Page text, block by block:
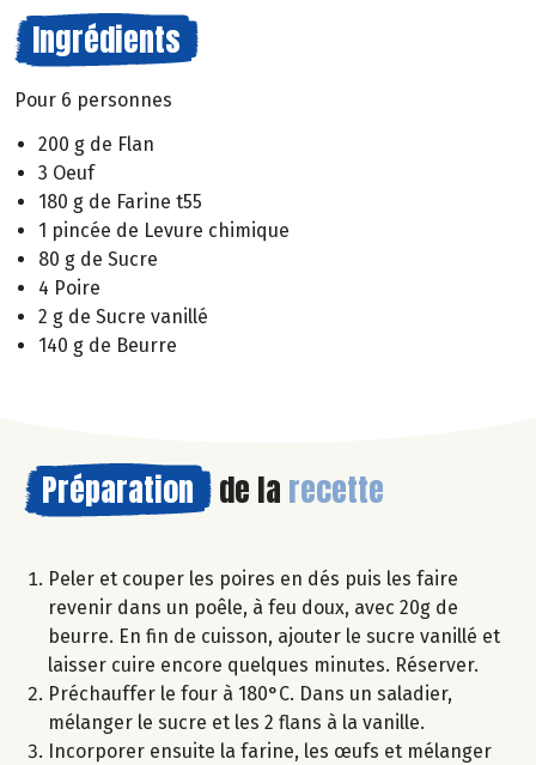
Ingrédients
Pour 6 personnes
200 g de Flan
3 Oeuf
180 g de Farine t55
1 pincée de Levure chimique
80 g de Sucre
4 Poire
2 g de Sucre vanillé
140 g de Beurre
Préparation de la recette
Peler et couper les poires en dés puis les faire
revenir dans un poêle, à feu doux, avec 20g de
beurre. En fin de cuisson, ajouter le sucre vanillé et
laisser cuire encore quelques minutes. Réserver.
Préchauffer le four à 180°C. Dans un saladier,
mélanger le sucre et les 2 flans à la vanille.
Incorporer ensuite la farine, les œufs et mélanger